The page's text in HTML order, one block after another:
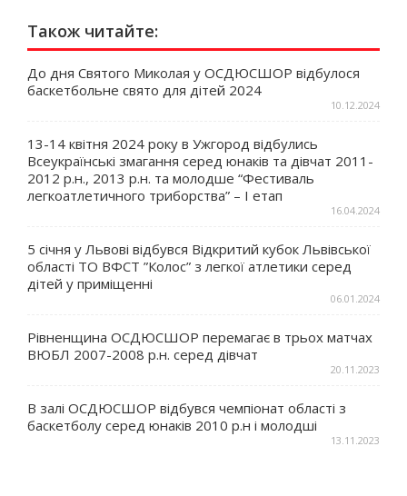
Також читайте:
До дня Святого Миколая у ОСДЮСШОР відбулося
баскетбольне свято для дітей 2024
10.12.2024
13-14 квітня 2024 року в Ужгород відбулись
Всеукраїнські змагання серед юнаків та дівчат 2011-
2012 р.н., 2013 р.н. та молодше “Фестиваль
легкоатлетичного триборства” – І етап
16.04.2024
5 січня у Львові відбувся Відкритий кубок Львівської
області ТО ВФСТ ”Колос” з легкої атлетики серед
дітей у приміщенні
06.01.2024
Рівненщина ОСДЮСШОР перемагає в трьох матчах
ВЮБЛ 2007-2008 р.н. серед дівчат
20.11.2023
В залі ОСДЮСШОР відбувся чемпіонат області з
баскетболу серед юнаків 2010 р.н і молодші
13.11.2023